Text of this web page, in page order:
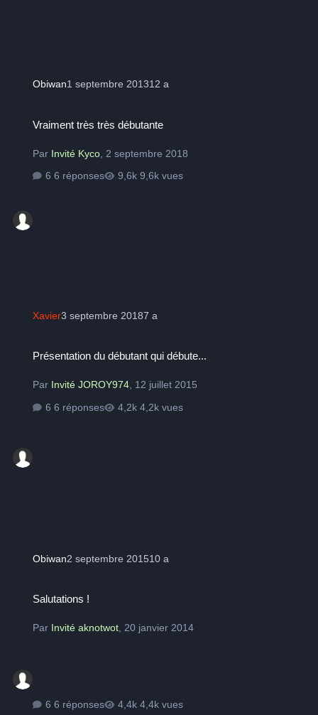
Obiwan1 septembre 201312 a
Vraiment très très débutante
Par Invité Kyco 2 septembre 2018
6 réponses
9,6k vues
Xavier3 septembre 20187 a
Présentation du débutant qui débute...
Par Invité JOROY974, 12 juillet 2015
6 réponses
4,2k vues
Obiwan2 septembre 201510 a
Salutations !
Par Invité aknotwot,20 janvier 2014
6 réponses 4,4k vues